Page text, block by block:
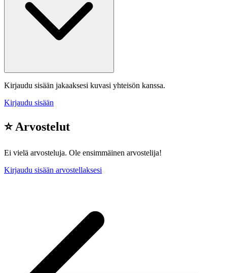
Kirjaudu sisään jakaaksesi kuvasi yhteisön kanssa.
Kirjaudu sisään
⭐ Arvostelut
Ei vielä arvosteluja. Ole ensimmäinen arvostelija!
Kirjaudu sisään arvostellaksesi